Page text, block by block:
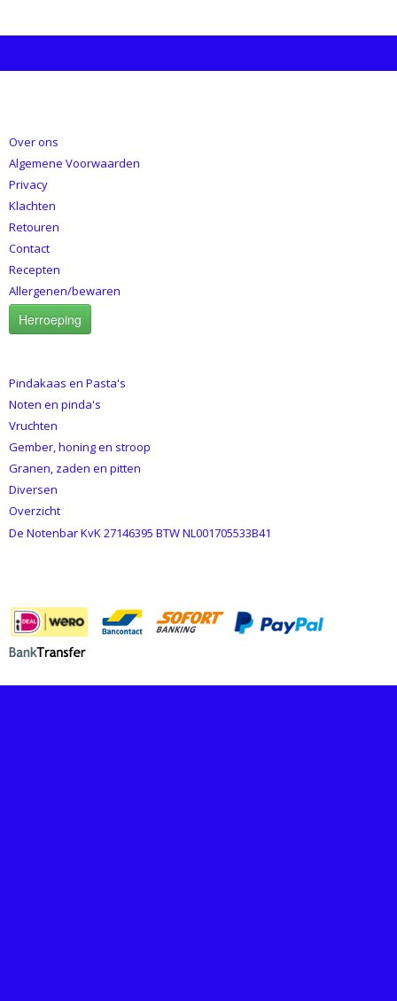
Over ons
Algemene Voorwaarden
Privacy
Klachten
Retouren
Contact
Recepten
Allergenen/bewaren
Herroeping
Pindakaas en Pasta's
Noten en pinda's
Vruchten
Gember, honing en stroop
Granen, zaden en pitten
Diversen
Overzicht
De Notenbar KvK 27146395 BTW NL001705533B41